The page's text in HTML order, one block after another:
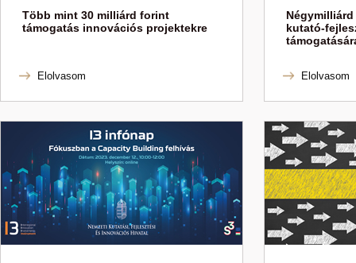
Több mint 30 milliárd forint
támogatás innovációs projektekre
Elolvasom
kutató-
Elolvasom